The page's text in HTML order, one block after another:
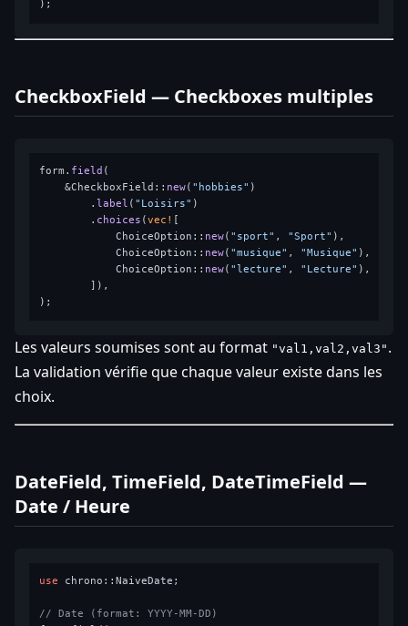
CheckboxField — Checkboxes multiples
form. field (
    &CheckboxField::
new( "hobbies" )
        .
label ( "Loisirs" )
        .
choices (vec! [
            ChoiceOption::
new( "sport" , "Sport" ),
            ChoiceOption::
new( "musique" , "Musique" ),
            ChoiceOption::
new( "lecture" , "Lecture" ),
        ]),
Les valeurs soumises sont au format "val1,val2,val3" .
La validation vérifie que chaque valeur existe dans les
choix.
DateField, TimeField, DateTimeField —
Date / Heure
use chrono::NaiveDate;
// Date (format: YYYY-MM-DD)